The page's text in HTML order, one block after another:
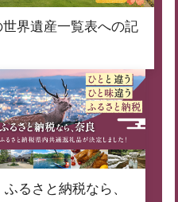
世界遺産一覧表への記
ふるさと納税なら、